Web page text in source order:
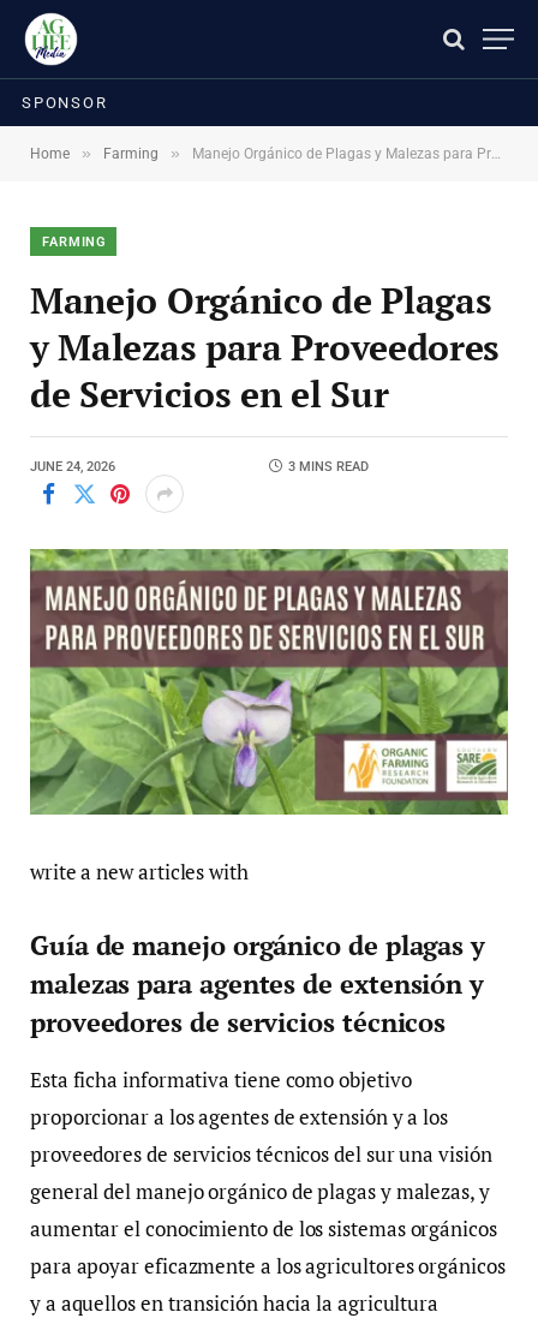
SPONSOR
Home » Farming » Manejo Orgánico de Plagas y Malezas para Proveedores de Servicios en el Sur
FARMING
Manejo Orgánico de Plagas
y Malezas para Proveedores
de Servicios en el Sur
JUNE 24, 2026 3 MINS READ
write a new articles with
Guía de manejo orgánico de plagas y
malezas para agentes de extensión y
proveedores de servicios técnicos
Esta ficha informativa tiene como objetivo
proporcionar a los agentes de extensión y a los
proveedores de servicios técnicos del sur una visión
general del manejo orgánico de plagas y malezas, y
aumentar el conocimiento de los sistemas orgánicos
para apoyar eficazmente a los agricultores orgánicos
y a aquellos en transición hacia la agricultura